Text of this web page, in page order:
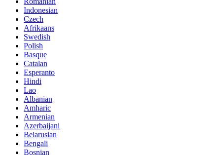
Indonesian
Czech
Afrikaans
Swedish
Polish
Basque
Catalan
Esperanto
Hindi
Lao
Albanian
Amharic
Armenian
Azerbaijani
Belarusian
Bengali
Bosnian